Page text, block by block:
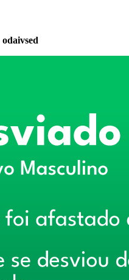
odaivsed